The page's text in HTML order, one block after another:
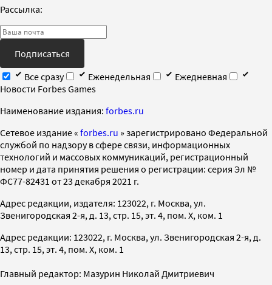
Рассылка:
Подписаться
Все сразу
Еженедельная
Ежедневная
Новости Forbes Games
Наименование издания: forbes.ru
Cетевое издание « forbes.ru » зарегистрировано Федеральной
службой по надзору в сфере связи, информационных
технологий и массовых коммуникаций, регистрационный
номер и дата принятия решения о регистрации: серия Эл №
ФС77-82431 от 23 декабря 2021 г.
Адрес редакции, издателя: 123022, г. Москва, ул.
Звенигородская 2-я, д. 13, стр. 15, эт. 4, пом. X, ком. 1
Адрес редакции: 123022, г. Москва, ул. Звенигородская 2-я, д.
13, стр. 15, эт. 4, пом. X, ком. 1
Главный редактор: Мазурин Николай Дмитриевич